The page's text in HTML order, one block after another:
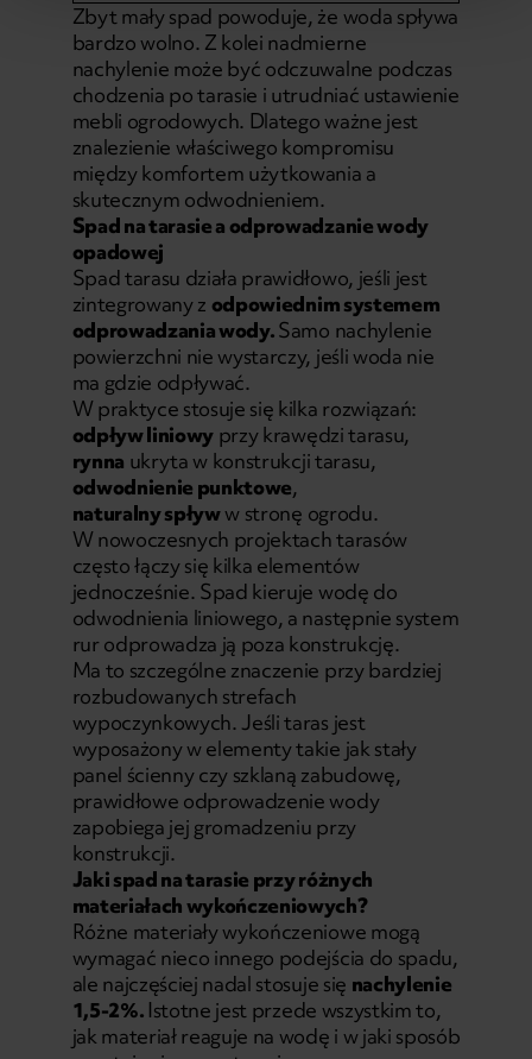
Zbyt mały spad powoduje, że woda spływa
bardzo wolno. Z kolei nadmierne
nachylenie może być odczuwalne podczas
chodzenia po tarasie i utrudniać ustawienie
mebli ogrodowych. Dlatego ważne jest
znalezienie właściwego kompromisu
między komfortem użytkowania a
skutecznym odwodnieniem.
Spad na tarasie a odprowadzanie wody
opadowej
Spad tarasu działa prawidłowo, jeśli jest
zintegrowany z odpowiednim systemem
odprowadzania wody.Samo nachylenie
powierzchni nie wystarczy, jeśli woda nie
ma gdzie odpływać.
W praktyce stosuje się kilka rozwiązań:
odpływ liniowy przy krawędzi tarasu,
rynna ukryta w konstrukcji tarasu,
odwodnienie punktowe,
naturalny spływw stronę ogrodu.
W nowoczesnych projektach tarasów
często łączy się kilka elementów
jednocześnie. Spad kieruje wodę do
odwodnienia liniowego, a następnie system
rur odprowadza ją poza konstrukcję.
Ma to szczególne znaczenie przy bardziej
rozbudowanych strefach
wypoczynkowych. Jeśli taras jest
wyposażony w elementy takie jak stały
panel ściennyczy szklaną zabudowę,
prawidłowe odprowadzenie wody
zapobiega jej gromadzeniu przy
konstrukcji.
Jaki spad na tarasie przy różnych
materiałach wykończeniowych?
Różne materiały wykończeniowe mogą
wymagać nieco innego podejścia do spadu,
ale najczęściej nadal stosuje się nachylenie
1,5-2%. Istotne jest przede wszystkim to,
jak materiał reaguje na wodę i w jaki sposób